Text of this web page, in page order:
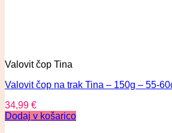
Valovit čop Tina
Valovit čop na trak Tina – 150g – 55-
34,99 €
Dodaj v košarico